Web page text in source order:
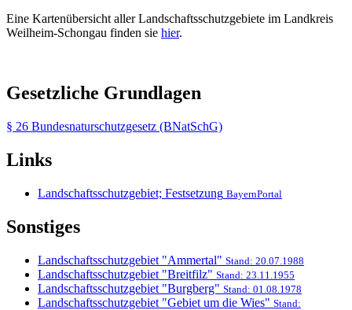
Eine Kartenübersicht aller Landschaftsschutzgebiete im Landkreis
Weilheim-Schongau finden sie hier.
Gesetzliche Grundlagen
§ 26 Bundesnaturschutzgesetz (BNatSchG)
Links
Landschaftsschutzgebiet; Festsetzung BayernPortal
Sonstiges
Landschaftsschutzgebiet "Ammertal" Stand: 20.07.1988
Landschaftsschutzgebiet "Breitfilz" Stand: 23.11.1955
Landschaftsschutzgebiet "Burgberg" Stand: 01.08.1978
Landschaftsschutzgebiet "Gebiet um die Wies" Stand: